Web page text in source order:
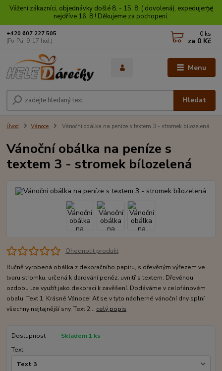
Vážení zákazníci, objednávky došlé 8. - 15. 8. ( dovolená), expedujeme
nejdříve 16. 8.! Děkujeme za pochopení.
Menu
Hledat
+420 607 227 505
(Po-Pá, 9-17 hod.)
0 ks
za 0 Kč
Úvod Vánoce Vánoční obálka na peníze s textem 3 - stromek bílozelená
Vánoční obálka na peníze s
textem 3 - stromek bílozelená
Ohodnotit produkt
Ručně vyrobená obálka z dekoračního papíru, s dřevěným výřezem ve
tvaru stromku, určená k darování peněz, uvnitř s textem. Dřevěnou
ozdobu lze využít jako dekoraci k zavěšení. Dodáváme v celofánovém
obalu. Text 1: Krásné Vánoce! Ať se v tyto nádherné vánoční dny splní
všechny nejtajnější sny. Text 2... celý popis
Dostupnost
Skladem 1 ks
Text